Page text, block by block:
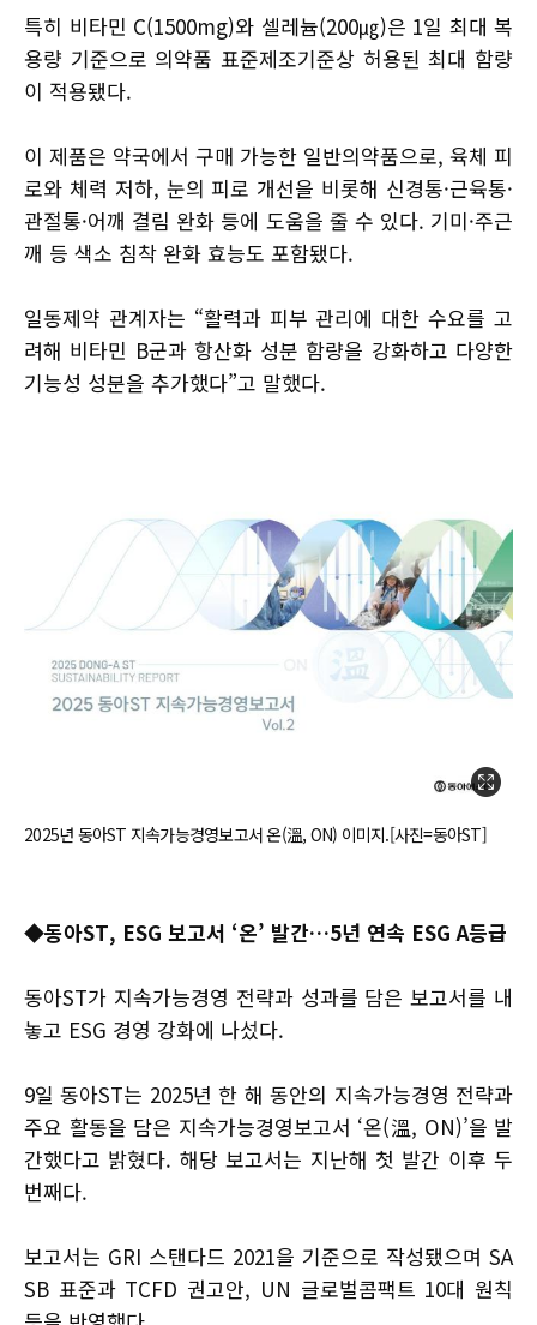
특히 비타민 C(1500mg)와 셀레늄(200㎍)은 1일 최대 복
용량 기준으로 의약품 표준제조기준상 허용된 최대 함량
이 적용됐다.
이 제품은 약국에서 구매 가능한 일반의약품으로, 육체 피
로와 체력 저하, 눈의 피로 개선을 비롯해 신경통·근육통·
관절통·어깨 결림 완화 등에 도움을 줄 수 있다. 기미·주근
깨 등 색소 침착 완화 효능도 포함됐다.
일동제약 관계자는 “활력과 피부 관리에 대한 수요를 고
려해 비타민 B군과 항산화 성분 함량을 강화하고 다양한
기능성 성분을 추가했다”고 말했다.
2025년 동아ST 지속가능경영보고서 온(溫, ON) 이미지.[사진=동아ST]
◆동아ST, ESG 보고서 ‘온’ 발간…5년 연속 ESG A등급
동아ST가 지속가능경영 전략과 성과를 담은 보고서를 내
놓고 ESG 경영 강화에 나섰다.
9일 동아ST는 2025년 한 해 동안의 지속가능경영 전략과
주요 활동을 담은 지속가능경영보고서 ‘온(溫, ON)’을 발
간했다고 밝혔다. 해당 보고서는 지난해 첫 발간 이후 두
번째다.
보고서는 GRI 스탠다드 2021을 기준으로 작성됐으며 SA
SB 표준과 TCFD 권고안, UN 글로벌콤팩트 10대 원칙